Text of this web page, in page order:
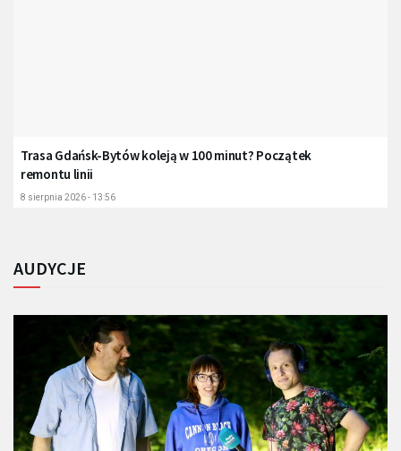
Trasa Gdańsk-Bytów koleją w 100 minut? Początek
remontu linii
8 sierpnia 2026 - 13:56
AUDYCJE